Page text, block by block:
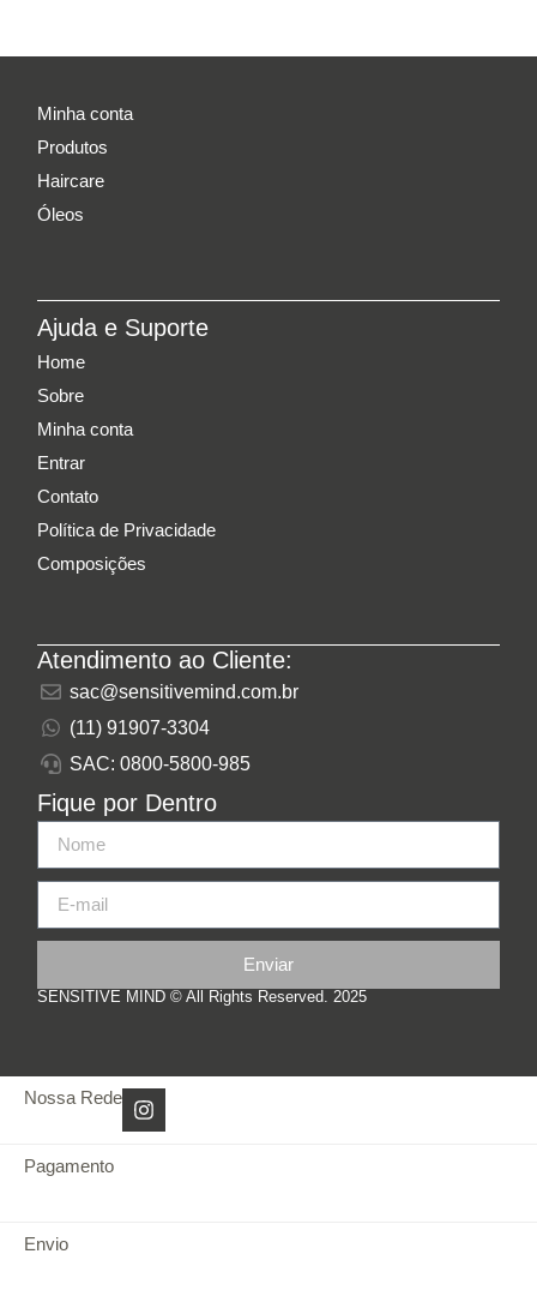
Minha conta
Produtos
Haircare
Óleos
Ajuda e Suporte
Home
Sobre
Minha conta
Entrar
Contato
Política de Privacidade
Composições
Atendimento ao Cliente:
sac@sensitivemind.com.br
(11) 91907-3304
SAC: 0800-5800-985
Fique por Dentro
Enviar
SENSITIVE MIND © All Rights Reserved. 2025
Pagamento
Envio
Nossa Rede